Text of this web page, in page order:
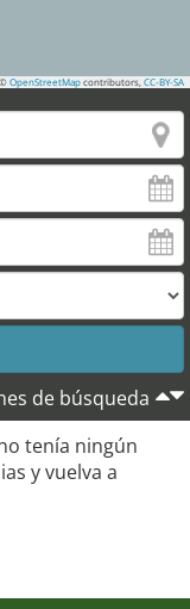
© OpenStreetMap contributors, CC-BY-SA
de búsqueda
tenía ningún
y vuelva a